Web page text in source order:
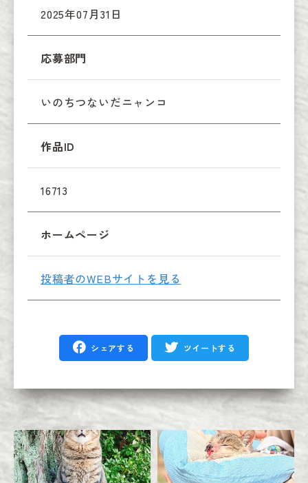
2025年07月31日
応募部門
いのちつないだニャンコ
作品ID
16713
ホームページ
投稿者のWEBサイトを見る
シェアする ツイートする